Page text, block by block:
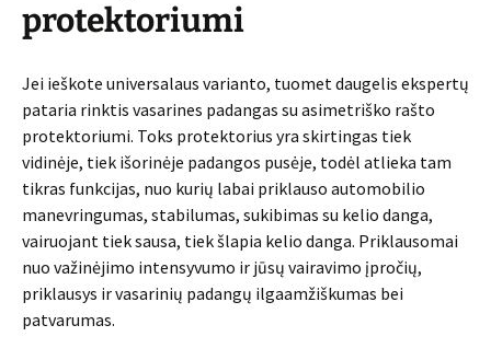
protektoriumi
Jei ieškote universalaus varianto, tuomet daugelis ekspertų
pataria rinktis vasarines padangas su asimetriško rašto
protektoriumi. Toks protektorius yra skirtingas tiek
vidinėje, tiek išorinėje padangos pusėje, todėl atlieka tam
tikras funkcijas, nuo kurių labai priklauso automobilio
manevringumas, stabilumas, sukibimas su kelio danga,
vairuojant tiek sausa, tiek šlapia kelio danga. Priklausomai
nuo važinėjimo intensyvumo ir jūsų vairavimo įpročių,
priklausys ir vasarinių padangų ilgaamžiškumas bei
patvarumas.